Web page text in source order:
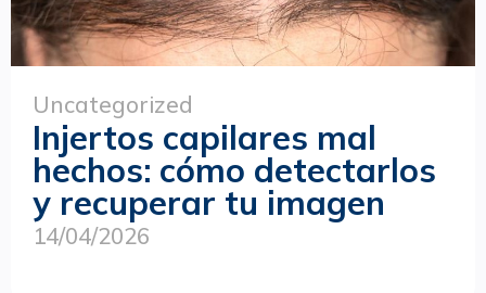
Uncategorized
Injertos capilares mal
hechos: cómo detectarlos
y recuperar tu imagen
14/04/2026